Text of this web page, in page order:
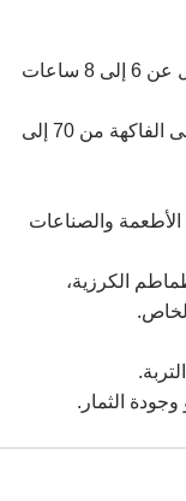
متطلبات الإضاءة: تحتاج الطماطم إلى ما لا يقل عن 6 إلى 8 ساعات
وقت النمو: عادة ما يستغرق النمو من البذرة إلى الفاكهة من 70 إلى
والصناعات
الكرزية،
وجودة الثمار.